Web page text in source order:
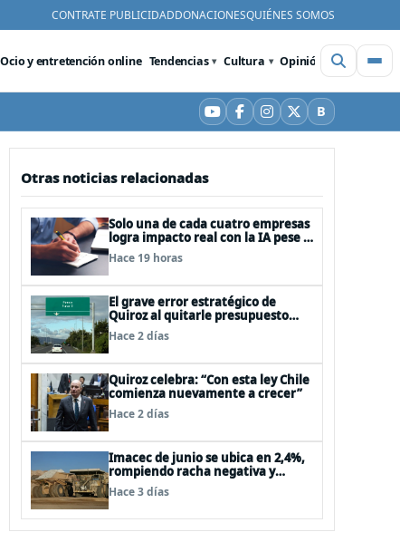
CONTRATE PUBLICIDADDONACIONESQUIÉNES SOMOS
Ocio y entretención online Tendencias Cultura Opinión Videos
YouTube
Facebook
Instagram
X BBluesky
Otras noticias relacionadas
Solo una de cada cuatro empresas
logra impacto real con la IA pese a
la inversión, según el Foro
Económico Mundial
Hace 19 horas
El grave error estratégico de
Quiroz al quitarle presupuesto
para infraestructura vial del
Biobío
Hace 2 días
Quiroz celebra: “Con esta ley Chile
comienza nuevamente a crecer”
Hace 2 días
Imacec de junio se ubica en 2,4%,
rompiendo racha negativa y
supera las expectativas
Hace 3 días